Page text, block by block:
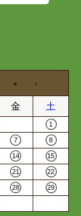
金 土
1
7 8
14 15
21 22
28 29